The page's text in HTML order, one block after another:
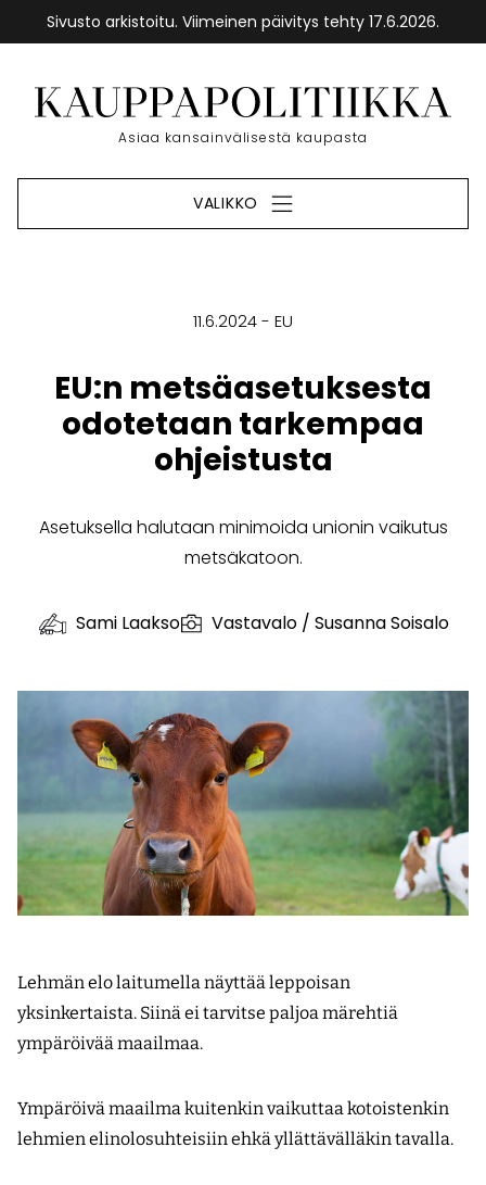
Sivusto arkistoitu. Viimeinen päivitys tehty 17.6.2026.
sisältöön
Etusivu
Asiaa kansainvälisestä kaupasta
VALIKKO
11.6.2024 EU
EU:n metsäasetuksesta
odotetaan tarkempaa
ohjeistusta
Asetuksella halutaan minimoida unionin vaikutus
metsäkatoon.
Sami Laakso Vastavalo / Susanna Soisalo
Lehmän elo laitumella näyttää leppoisan
yksinkertaista. Siinä ei tarvitse paljoa märehtiä
ympäröivää maailmaa.
Ympäröivä maailma kuitenkin vaikuttaa kotoistenkin
lehmien elinolosuhteisiin ehkä yllättävälläkin tavalla.